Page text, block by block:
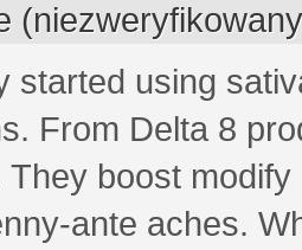
started using
From Delta 8
They boost
ante aches.